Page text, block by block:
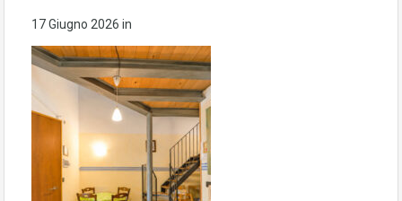
17 Giugno 2026 in